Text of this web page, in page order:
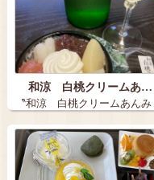
和涼 白桃クリームあ…
〝和涼 白桃クリームあんみ
つ〟 【かん…